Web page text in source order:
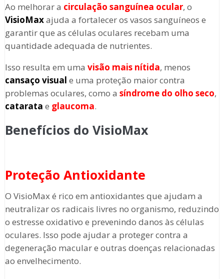
Ao melhorar a circulação sanguínea ocular, o
VisioMaxajuda a fortalecer os vasos sanguíneos e
garantir que as células oculares recebam uma
quantidade adequada de nutrientes.
Isso resulta em uma visão mais nítida, menos
cansaço visual e uma proteção maior contra
problemas oculares, como a síndrome do olho seco,
catarata e glaucoma.
Benefícios do VisioMax
Proteção Antioxidante
O VisioMax é rico em antioxidantes que ajudam a
neutralizar os radicais livres no organismo, reduzindo
o estresse oxidativo e prevenindo danos às células
oculares. Isso pode ajudar a proteger contra a
degeneração macular e outras doenças relacionadas
ao envelhecimento.